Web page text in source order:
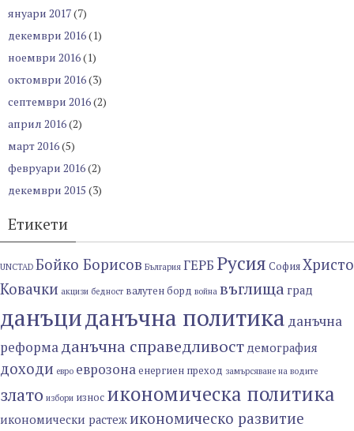
януари 2017(7)
декември 2016(1)
ноември 2016(1)
октомври 2016(3)
септември 2016(2)
април 2016(2)
март 2016(5)
февруари 2016(2)
декември 2015 (3)
Етикети
UNCTAD Бойко Борисов България ГЕРБ Русия СофияХристо
Ковачки акцизи бедност валутен борд война въглищаград
данъциданъчна политика данъчна
реформаданъчна справедливост демография
доходи евро еврозонаенергиен преход замърсяване на водите
злато избори износ икономическа политика
икономически растежикономическо развитие